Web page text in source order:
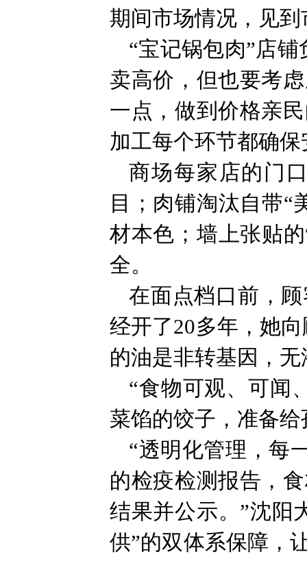
期间市场情况，见
“宝记锅包肉”店
卖高价，但也要考
一点，做到价格亲
加工每个环节都确
商场每家店的门
目；肉铺淘汰自带“
材本色；墙上张贴
全。
在面点档口前，
经开了20多年，她
的油是非转基因，
“食物可观、可闻
菜馅的饺子，准备
“透明化管理，每
的检疫检测报告，
结果并公示。”沈阳
供”的双体系保障，